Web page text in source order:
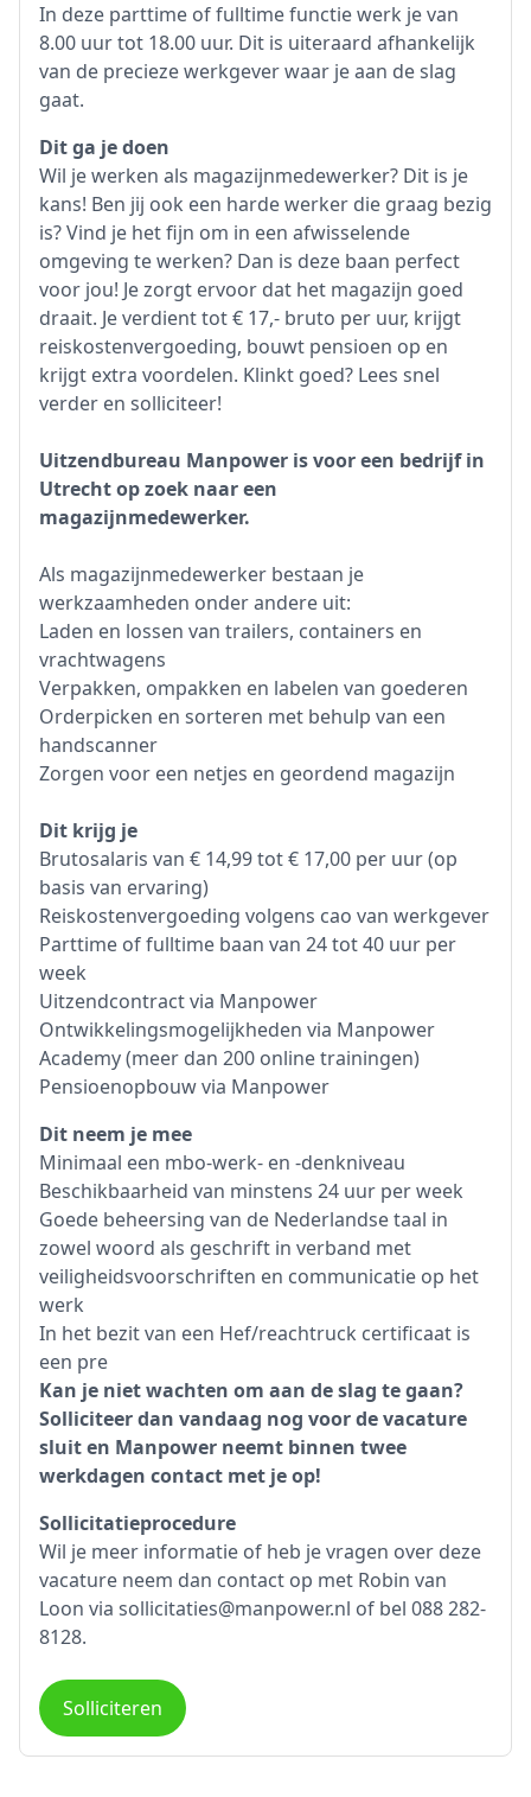
In deze parttime of fulltime functie werk je van
8.00 uur tot 18.00 uur. Dit is uiteraard afhankelijk
van de precieze werkgever waar je aan de slag
gaat.
Dit ga je doen
Wil je werken als magazijnmedewerker? Dit is je
kans! Ben jij ook een harde werker die graag bezig
is? Vind je het fijn om in een afwisselende
omgeving te werken? Dan is deze baan perfect
voor jou! Je zorgt ervoor dat het magazijn goed
draait. Je verdient tot € 17,- bruto per uur, krijgt
reiskostenvergoeding, bouwt pensioen op en
krijgt extra voordelen. Klinkt goed? Lees snel
verder en solliciteer!
Uitzendbureau Manpower is voor een bedrijf in
Utrecht op zoek naar een
magazijnmedewerker.
Als magazijnmedewerker bestaan je
werkzaamheden onder andere uit:
Laden en lossen van trailers, containers en
vrachtwagens
Verpakken, ompakken en labelen van goederen
Orderpicken en sorteren met behulp van een
handscanner
Zorgen voor een netjes en geordend magazijn
Dit krijg je
Brutosalaris van € 14,99 tot € 17,00 per uur (op
basis van ervaring)
Reiskostenvergoeding volgens cao van werkgever
Parttime of fulltime baan van 24 tot 40 uur per
week
Uitzendcontract via Manpower
Ontwikkelingsmogelijkheden via Manpower
Academy (meer dan 200 online trainingen)
Pensioenopbouw via Manpower
Dit neem je mee
Minimaal een mbo-werk- en -denkniveau
Beschikbaarheid van minstens 24 uur per week
Goede beheersing van de Nederlandse taal in
zowel woord als geschrift in verband met
veiligheidsvoorschriften en communicatie op het
werk
In het bezit van een Hef/reachtruck certificaat is
een pre
Kan je niet wachten om aan de slag te gaan?
Solliciteer dan vandaag nog voor de vacature
sluit en Manpower neemt binnen twee
werkdagen contact met je op!
Sollicitatieprocedure
Wil je meer informatie of heb je vragen over deze
vacature neem dan contact op met Robin van
Loon via sollicitaties@manpower.nl of bel 088 282-
8128.
Solliciteren